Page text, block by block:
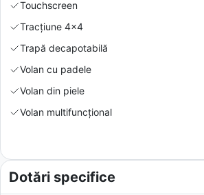
Touchscreen
Tracțiune 4x4
Trapă decapotabilă
Volan cu padele
Volan din piele
Volan multifuncțional
Dotări specifice